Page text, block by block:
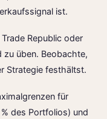
ist.
Republic oder
zu üben. Beobachte,
Strategie festhältst.
für
des Portfolios) und